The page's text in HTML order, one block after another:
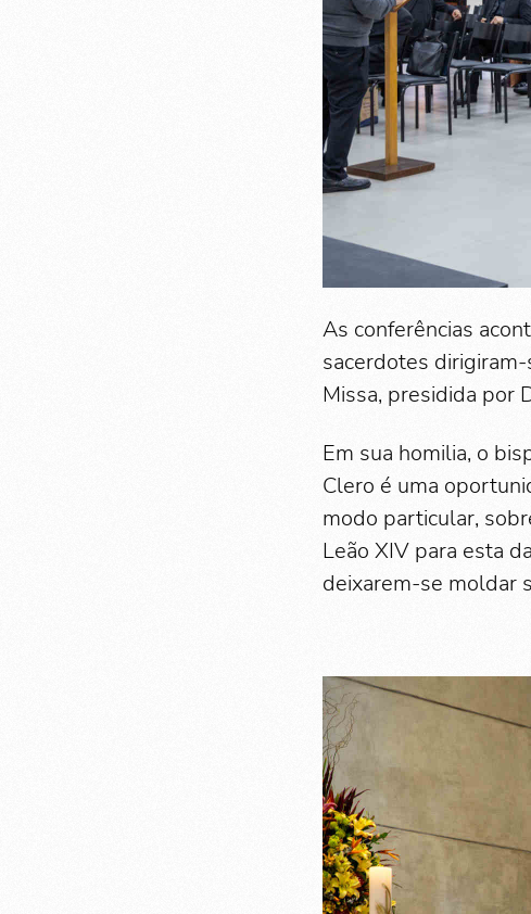
As conferências
sacerdotes dirigiram-
Missa, presidida por
Em sua homilia, o
Clero é uma
modo particular,
Leão XIV para esta
deixarem-se moldar